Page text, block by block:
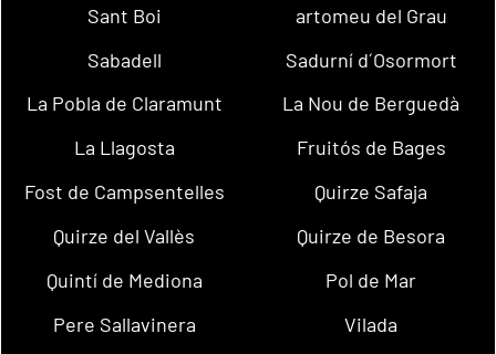
Sant Boi
artomeu del Grau
Sabadell
Sadurní d´Osormort
La Pobla de Claramunt
La Nou de Berguedà
La Llagosta
Fruitós de Bages
Fost de Campsentelles
Quirze Safaja
Quirze del Vallès
Quirze de Besora
Quintí de Mediona
Pol de Mar
Pere Sallavinera
Vilada